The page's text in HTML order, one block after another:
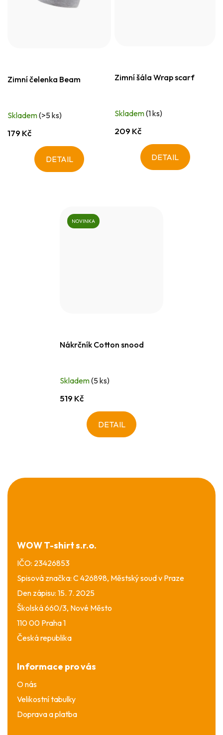
Zimní čelenka Beam
Skladem(>5 ks)
179 Kč
DETAIL
Zimní šála Wrap scarf
Skladem(1 ks)
209 Kč
DETAIL
NOVINKA
Nákrčník Cotton snood
Skladem(5 ks)
519 Kč
DETAIL
Z
á
WOW T-shirt s.r.o.
IČO: 23426853
Spisová značka: C 426898, Městský soud v Praze
Den zápisu: 15. 7. 2025
Školská 660/3, Nové Město
110 00 Praha 1
Česká republika
Informace pro vás
O nás
Velikostní tabulky
Doprava a platba